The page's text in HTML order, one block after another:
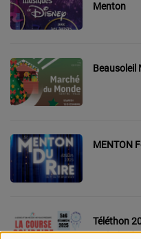
INFO
EVÉNEMENTS
CIRCULATION EN TEMPS
HIGH-TECH
SPORT
Menton
Beausoleil
MENTON
Téléthon
maladie